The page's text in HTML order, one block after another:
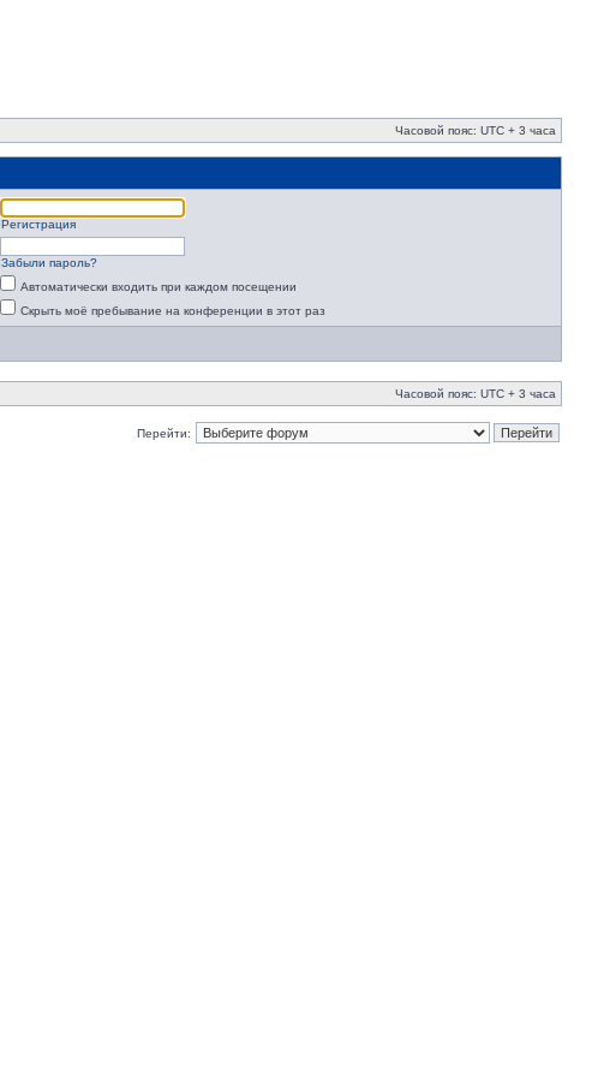
Часовой пояс: UTC + 3 часа
Регистрация
Забыли пароль?
Автоматически входить при каждом посещении
Скрыть моё пребывание на конференции в этот раз
Часовой пояс: UTC + 3 часа
Перейти: